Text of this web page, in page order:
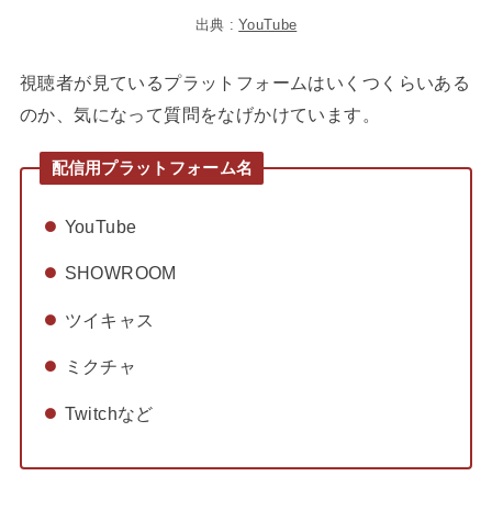
出典 :YouTube
視聴者が見ているプラットフォームはいくつくらいある
のか、気になって質問をなげかけています。
配信用プラットフォーム名
YouTube
SHOWROOM
ツイキャス
ミクチャ
Twitchなど